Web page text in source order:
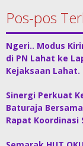
Pos-pos
Ngeri.. Modus
di PN Lahat ke
Kejaksaan Lahat.
Sinergi Perkuat
Baturaja
Rapat Koordinasi